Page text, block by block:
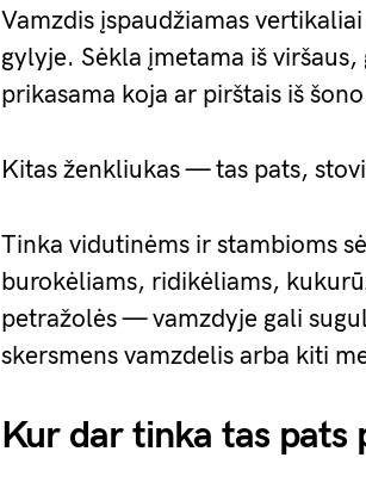
Vamzdis įspaudžiamas
gylyje. Sėkla įmetama iš
prikasama koja ar pirštais iš
Kitas ženkliukas — tas pats,
Tinka vidutinėms ir stambioms
burokėliams, ridikėliams,
petražolės — vamzdyje gali
skersmens vamzdelis arba kiti
Kur dar tinka tas pats